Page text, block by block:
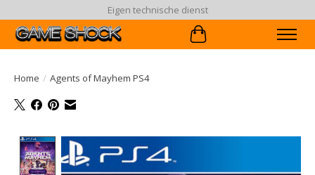
Eigen technische dienst
Winkelwagen
Home / Agents of Mayhem PS4
Product image slideshow Items